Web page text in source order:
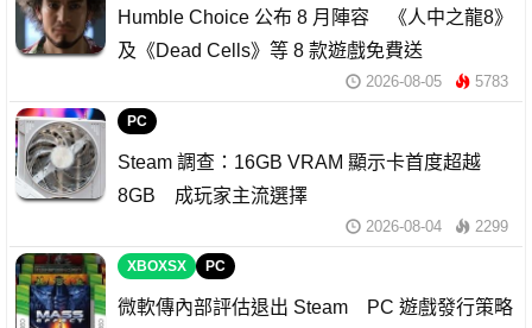
Humble Choice 公布 8 月陣容 《人中之龍8》
及《Dead Cells》等 8 款遊戲免費送
2026-08-05 5783
PC
Steam 調查：16GB VRAM 顯示卡首度超越
8GB 成玩家主流選擇
2026-08-04 2299
XBOXSX PC
微軟傳內部評估退出 Steam PC 遊戲發行策略